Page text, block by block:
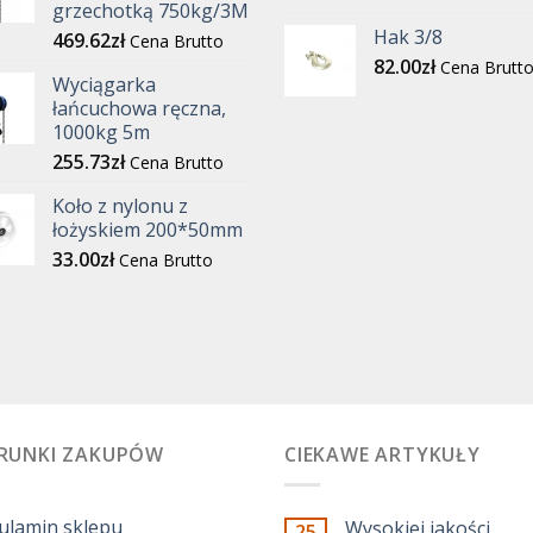
grzechotką 750kg/3M
469.62zł Cena Brutto
Wyciągarka
łańcuchowa ręczna,
1000kg 5m
255.73zł Cena Brutto
Koło z nylonu z
łożyskiem 200*50mm
33.00zł Cena Brutto
Hak 3/8
82.00zł Cena Brutto
ZAKUPÓW
sklepu
CIEKAWE ARTYKUŁY